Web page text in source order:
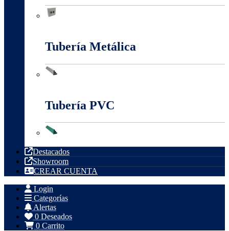
Tubería Metálica
Tubería PVC
Destacados
Showroom
CREAR CUENTA
Login
Categorías
Alertas
0 Deseados
0 Carrito